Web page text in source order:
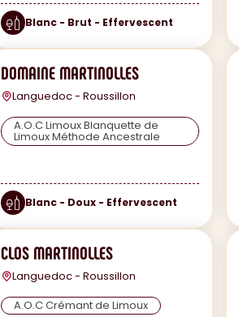
Blanc - Brut - Effervescent
DOMAINE MARTINOLLES
Languedoc - Roussillon
A.O.C Limoux Blanquette de
Limoux Méthode Ancestrale
Blanc - Doux - Effervescent
CLOS MARTINOLLES
Languedoc - Roussillon
A.O.C Crémant de Limoux